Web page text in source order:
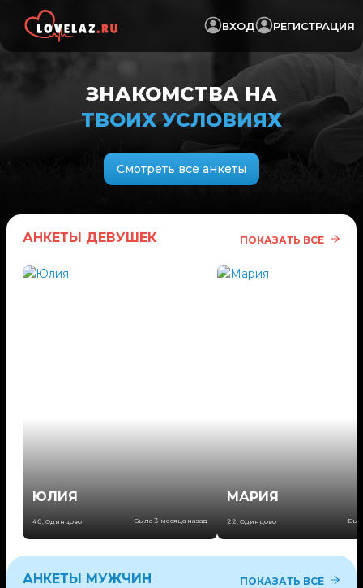
ВХОД РЕГИСТРАЦИЯ
ЗНАКОМСТВА НА
ТВОИХ УСЛОВИЯХ
Смотреть все анкеты
АНКЕТЫ ДЕВУШЕК ПОКАЗАТЬ ВСЕ
ЮЛИЯ
40 Одинцово Была 3 месяца назад
МАРИЯ
22 Одинцово
АНКЕТЫ МУЖЧИН ПОКАЗАТЬ ВСЕ